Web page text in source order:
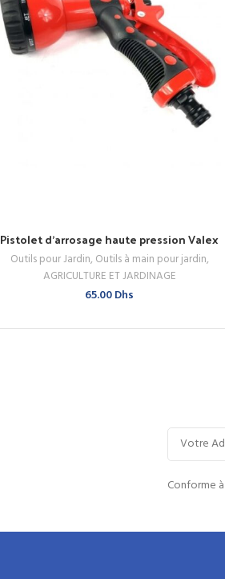
AJOUTER AU PANIER
ACHETEZ MAINTENANT
Pistolet d’arrosage haute pression Valex
Outils pour Jardin, Outils à main pour jardin,
AGRICULTURE ET JARDINAGE
65.00Dhs
Conforme